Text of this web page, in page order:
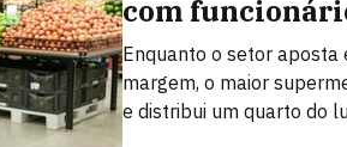
com
Enquanto o setor
margem, o maior
e distribui um quarto do